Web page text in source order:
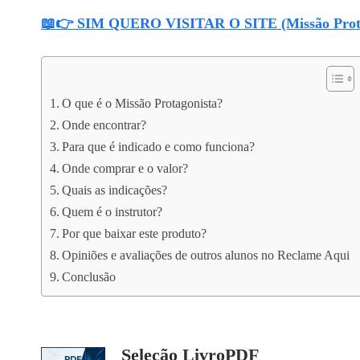
📖👉 SIM QUERO VISITAR O SITE (Missão
O que é o Missão Protagonista?
Onde encontrar?
Para que é indicado e como funciona?
Onde comprar e o valor?
Quais as indicações?
Quem é o instrutor?
Por que baixar este produto?
Opiniões e avaliações de outros alunos no Reclame Aqui
Conclusão
Seleção LivroPDF